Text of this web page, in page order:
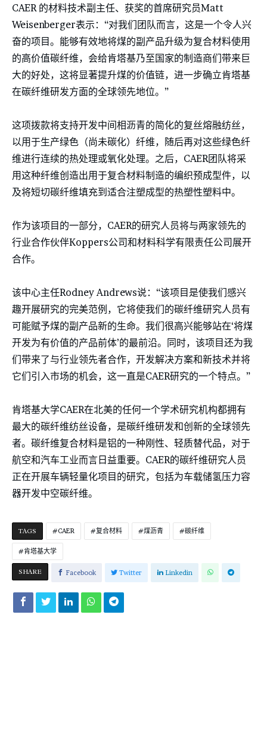
CAER 的材料技术副主任、获奖的首席研究员Matt
Weisenberger表示：“对我们团队而言，这是一个令人兴
奋的项目。能够有效地将煤的副产品升级为复合材料使用
的高价值碳纤维，会给肯塔基乃至国家的制造商们带来巨
大的好处，这将显著提升煤的价值链，进一步确立肯塔基
在碳纤维研发方面的全球领先地位。”
这项拨款将支持开发中间相沥青的简化的复丝熔融纺丝，
以用于生产绿色（尚未碳化）纤维，随后再对这些绿色纤
维进行连续的热处理或氧化处理。之后，CAER团队将采
用这种纤维创造出用于复合材料制造的编织预成型件，以
及将短切碳纤维填充到适合注塑成型的热塑性塑料中。
作为该项目的一部分，CAER的研究人员将与两家领先的
行业合作伙伴Koppers公司和材料科学有限责任公司展开
合作。
该中心主任Rodney Andrews说：“该项目是使我们感兴
趣开展研究的完美范例，它将使我们的碳纤维研究人员有
可能赋予煤的副产品新的生命。我们很高兴能够站在‘将煤
开发为有价值的产品前体’的最前沿。同时，该项目还为我
们带来了与行业领先者合作，开发解决方案和新技术并将
它们引入市场的机会，这一直是CAER研究的一个特点。”
肯塔基大学CAER在北美的任何一个学术研究机构都拥有
最大的碳纤维纺丝设备，是碳纤维研发和创新的全球领先
者。碳纤维复合材料是铝的一种刚性、轻质替代品，对于
航空和汽车工业而言日益重要。CAER的碳纤维研究人员
正在开展车辆轻量化项目的研究，包括为车载储氢压力容
器开发中空碳纤维。
TAGS CAER 复合材料 煤沥青 碳纤维
肯塔基大学
SHARE Facebook Twitter Linkedin